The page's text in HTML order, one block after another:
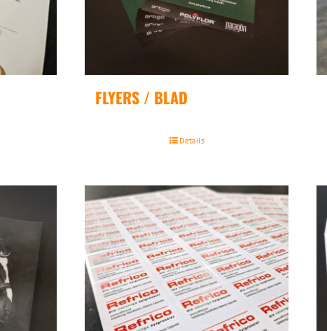
FLYERS / BLAD
Details